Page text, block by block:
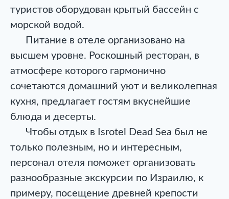
туристов оборудован крытый бассейн с
морской водой.
Питание в отеле организовано на
высшем уровне. Роскошный ресторан, в
атмосфере которого гармонично
сочетаются домашний уют и великолепная
кухня, предлагает гостям вкуснейшие
блюда и десерты.
Чтобы отдых в Isrotel Dead Sea был не
только полезным, но и интересным,
персонал отеля поможет организовать
разнообразные экскурсии по Израилю, к
примеру, посещение древней крепости